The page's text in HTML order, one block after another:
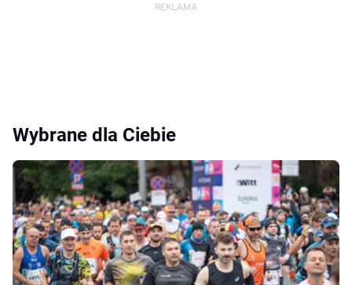
Wybrane dla Ciebie